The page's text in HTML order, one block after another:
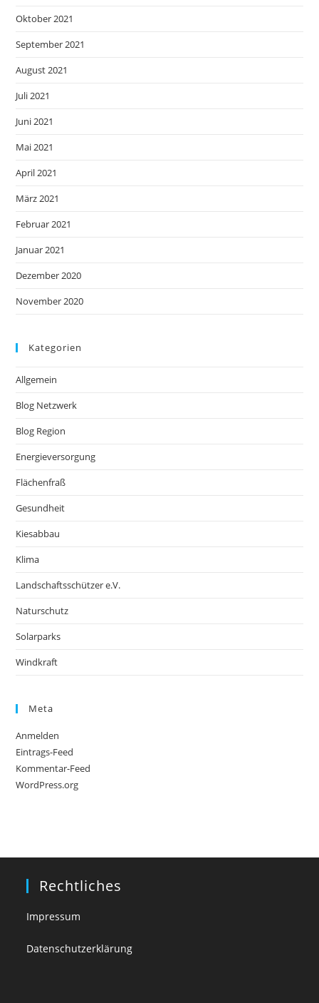
Oktober 2021
September 2021
August 2021
Juli 2021
Juni 2021
Mai 2021
April 2021
März 2021
Februar 2021
Januar 2021
Dezember 2020
November 2020
Kategorien
Allgemein
Blog Netzwerk
Blog Region
Energieversorgung
Flächenfraß
Gesundheit
Kiesabbau
Klima
Landschaftsschützer e.V.
Naturschutz
Solarparks
Windkraft
Meta
Anmelden
Eintrags-Feed
Kommentar-Feed
WordPress.org
Rechtliches
Impressum
Datenschutzerklärung